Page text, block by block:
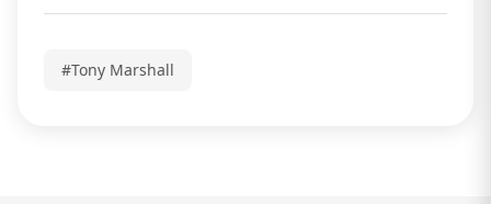
#Tony Marshall